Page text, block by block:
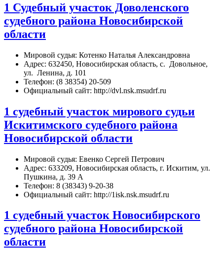
1 Судебный участок Доволенского
судебного района Новосибирской
области
Мировой судья: Котенко Наталья Александровна
Адрес: 632450, Новосибирская область, с. Довольное,
ул. Ленина, д. 101
Телефон: (8 38354) 20-509
Официальный сайт: http://dvl.nsk.msudrf.ru
1 судебный участок мирового судьи
Искитимского судебного района
Новосибирской области
Мировой судья: Евенко Сергей Петрович
Адрес: 633209, Новосибирская область, г. Искитим, ул.
Пушкина, д. 39 А
Телефон: 8 (38343) 9-20-38
Официальный сайт: http://1isk.nsk.msudrf.ru
1 судебный участок Новосибирского
судебного района Новосибирской
области